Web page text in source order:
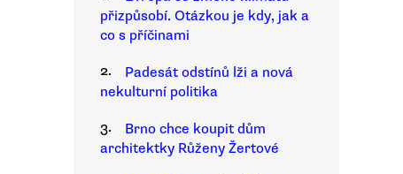
přizpůsobí. Otázkou je kdy, jak a
co s příčinami
2.
Padesát odstínů lži a nová
nekulturní politika
3.
Brno chce koupit dům
architektky Růženy Žertové